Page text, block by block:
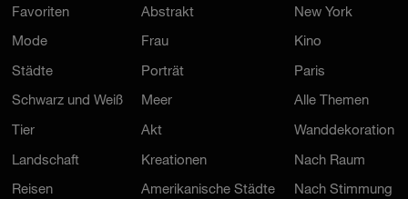
Favoriten
Mode
Städte
Schwarz und Weiß
Tier
Landschaft
Reisen
Abstrakt
Frau
Porträt
Meer
Akt
Kreationen
Amerikanische Städte
New York
Kino
Paris
Alle Themen
Wanddekoration
Nach Raum
Nach Stimmung